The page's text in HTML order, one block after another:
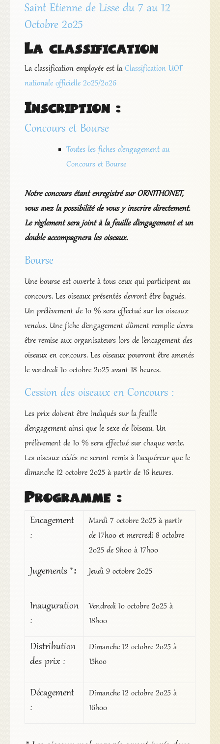
Saint Etienne de Lisse du 7 au 12
Octobre 2025
La classification
La classification employée est la Classification UOF
nationale officielle 2025/2026
Inscription :
Concours et Bourse
Toutes les fiches d’engagement au
Concours et Bourse
Notre concours étant enregistré sur ORNITHONET,
vous avez la possibilité de vous y inscrire directement.
Le règlement sera joint à la feuille d’engagement et un
double accompagnera les oiseaux.
Bourse
Une bourse est ouverte à tous ceux qui participent au
concours. Les oiseaux présentés devront être bagués.
Un prélèvement de 10 % sera effectué sur les oiseaux
vendus. Une fiche d’engagement dûment remplie devra
être remise aux organisateurs lors de l’encagement des
oiseaux en concours. Les oiseaux pourront être amenés
le vendredi 10 octobre 2025 avant 18 heures.
Cession des oiseaux en Concours :
Les prix doivent être indiqués sur la feuille
d’engagement ainsi que le sexe de l’oiseau. Un
prélèvement de 10 % sera effectué sur chaque vente.
Les oiseaux cédés ne seront remis à l’acquéreur que le
dimanche 12 octobre 2025 à partir de 16 heures.
Programme :
Encagement
:
Mardi 7 octobre 2025 à partir
de 17h00 et mercredi 8 octobre
2025 de 9h00 à 17h00
Jugements *: Jeudi 9 octobre 2025
Inauguration
:
Vendredi 10 octobre 2025 à
18h00
Distribution
des prix :
Dimanche 12 octobre 2025 à
15h00
Décagement
:
Dimanche 12 octobre 2025 à
16h00